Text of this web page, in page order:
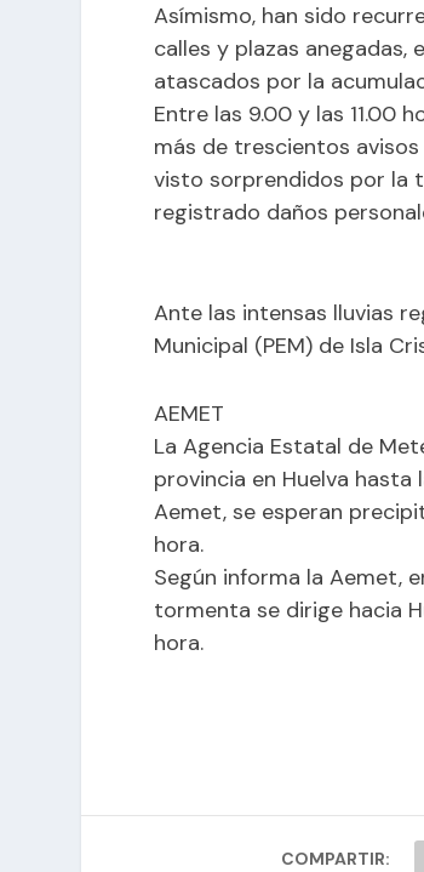
Asímismo, han sido
calles y plazas anegadas,
atascados por la
Entre las 9.00 y las 11.00
más de trescientos avisos
visto sorprendidos por la
registrado daños
Ante las intensas lluvias
Municipal (PEM) de Isla
AEMET
La Agencia Estatal de
provincia en Huelva hasta
Aemet, se esperan
hora.
Según informa la Aemet,
tormenta se dirige hacia
hora.
COMPARTIR: